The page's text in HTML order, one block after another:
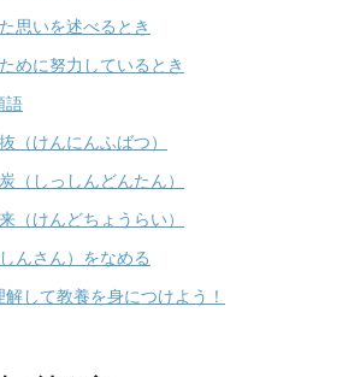
思いを述べるとき
めに努力しているとき
語
（けんにんふばつ）
（しっしんどんたん）
（けんどちょうらい）
んさん）をなめる
して教養を身につけよう！